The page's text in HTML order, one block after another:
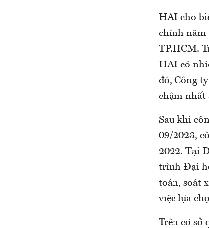
HAI cho
chính năm
TP.HCM.
HAI có
đó, Công
chậm nhất
Sau khi
09/2023,
2022. Tại
trình Đại
toán, soát
việc lựa
Trên cơ sở